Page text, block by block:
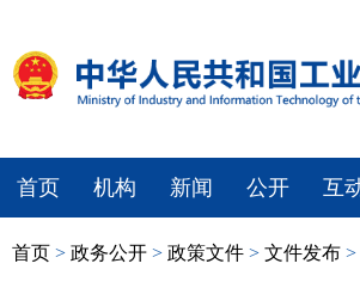
首页 机构 新闻 公开 互
首页 > 政务公开 > 政策文件 > 文件发布 >